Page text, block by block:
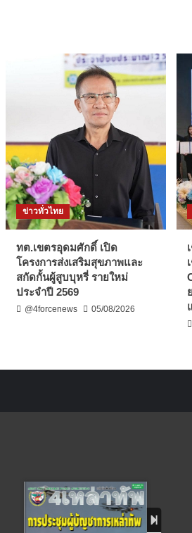
ข่าวทั่วไทย
ทต.เขตรอุดมศักดิ์ เปิด
โครงการส่งเสริมสุขภาพและ
สกัดกั้นผู้สูบบุหรี่ รายใหม่
ประจำปี 2569
@4forcenews 05/08/2026